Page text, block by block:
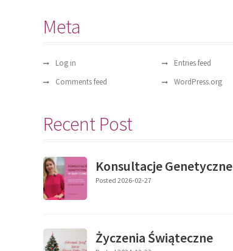
Meta
Log in
Entries feed
Comments feed
WordPress.org
Recent Post
Konsultacje Genetyczne
Posted 2026-02-27
Życzenia Świąteczne